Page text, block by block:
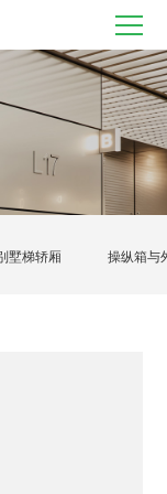
墅梯轿厢 操纵箱与